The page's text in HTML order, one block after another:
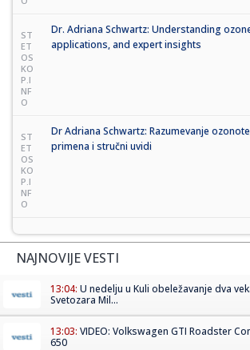
ST
ET
OS
KO
P.I
NF
O
Dr. Adriana Schwartz: Understanding
applications, and expert insights
ST
ET
OS
KO
P.I
NF
O
Dr Adriana Schwartz: Razumevanje
primena i stručni uvidi
NAJNOVIJE VESTI
13:04: U nedelju u Kuli obeležavanje dva
Svetozara Mil...
13:03: VIDEO: Volkswagen GTI Roadster
650